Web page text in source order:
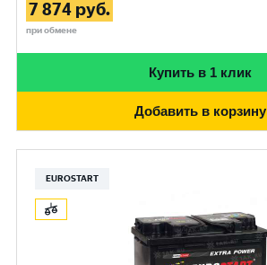
7 874 руб.
при обмене
Купить в 1 клик
Добавить в корзину
EUROSTART